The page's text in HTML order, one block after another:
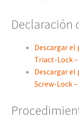
Declaración
Descargar
Triact-Lock –
Descargar el
Screw-Lock –